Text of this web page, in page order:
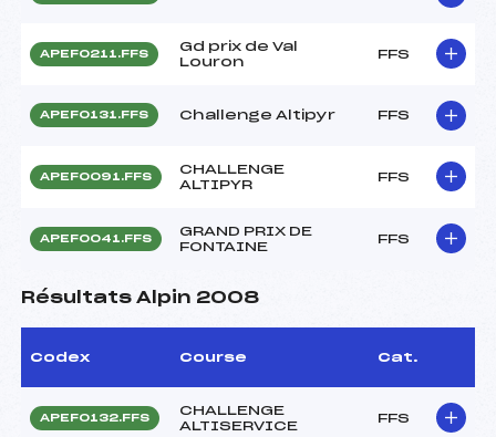
APEF0211.FFS
Gd prix de Val
Louron
FFS
APEF0131.FFS Challenge Altipyr FFS
APEF0091.FFS
CHALLENGE
ALTIPYR
FFS
APEF0041.FFS
GRAND PRIX DE
FONTAINE
FFS
Résultats Alpin 2008
Codex Course Cat.
APEF0132.FFS
CHALLENGE
ALTISERVICE
FFS